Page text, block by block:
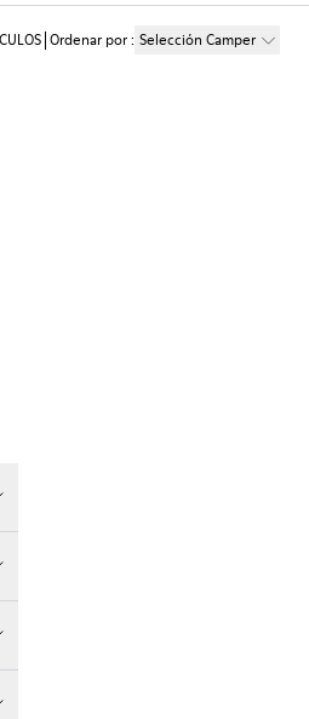
Ordenar por: Selección Camper